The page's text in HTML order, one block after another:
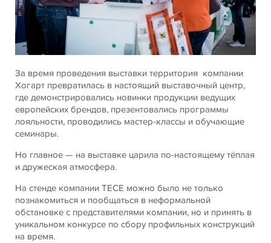
За время проведения выставки территория компании
Хогарт превратилась в настоящий выставочный центр,
где демонстрировались новинки продукции ведущих
европейских брендов, презентовались программы
лояльности, проводились мастер-классы и обучающие
семинары.
Но главное — на выставке царила по-настоящему тёплая
и дружеская атмосфера.
На стенде компании ТЕСЕ можно было не только
познакомиться и пообщаться в неформальной
обстановке с представителями компании, но и принять в
уникальном конкурсе по сбору профильных конструкций
на время.